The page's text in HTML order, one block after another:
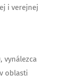
i verejnej
vynálezca
oblasti